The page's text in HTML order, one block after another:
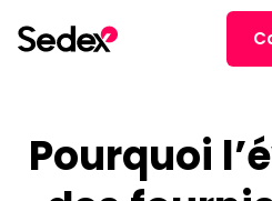
Pourquoi